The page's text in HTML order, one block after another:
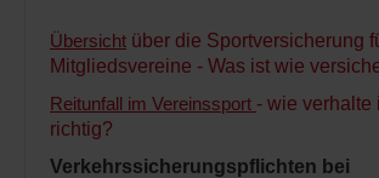
Übersicht über die Sportversicherung
Mitgliedsvereine - Was ist wie
Reitunfall im Vereinssport - wie verhalte
richtig?
Verkehrssicherungspflichten bei